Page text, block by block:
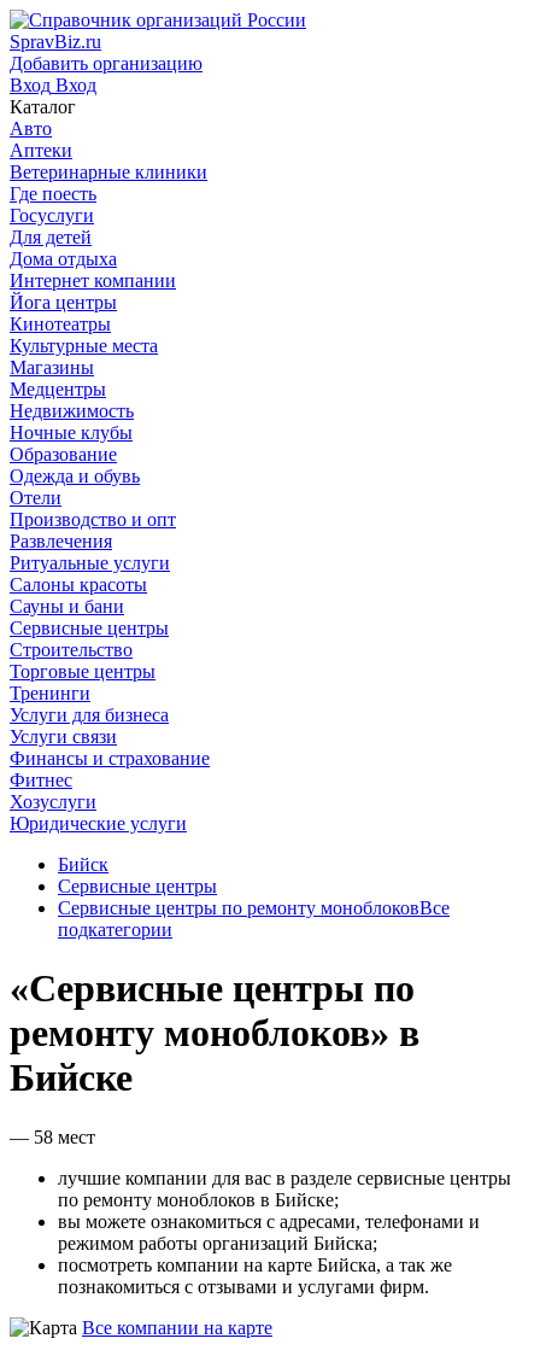
SpravBiz.ru
Добавить организацию
Вход Вход
Каталог
Авто
Аптеки
Ветеринарные клиники
Где поесть
Госуслуги
Для детей
Дома отдыха
Интернет компании
Йога центры
Кинотеатры
Культурные места
Магазины
Медцентры
Недвижимость
Ночные клубы
Образование
Одежда и обувь
Отели
Производство и опт
Развлечения
Ритуальные услуги
Салоны красоты
Сауны и бани
Сервисные центры
Строительство
Торговые центры
Тренинги
Услуги для бизнеса
Услуги связи
Финансы и страхование
Фитнес
Хозуслуги
Юридические услуги
Бийск
Сервисные центры
Сервисные центры по ремонту моноблоковВсе
подкатегории
«Сервисные центры по
ремонту моноблоков» в
Бийске
— 58 мест
лучшие компании для вас в разделе сервисные центры
по ремонту моноблоков в Бийске;
вы можете ознакомиться с адресами, телефонами и
режимом работы организаций Бийска;
посмотреть компании на карте Бийска, а так же
познакомиться с отзывами и услугами фирм.
Все компании на карте